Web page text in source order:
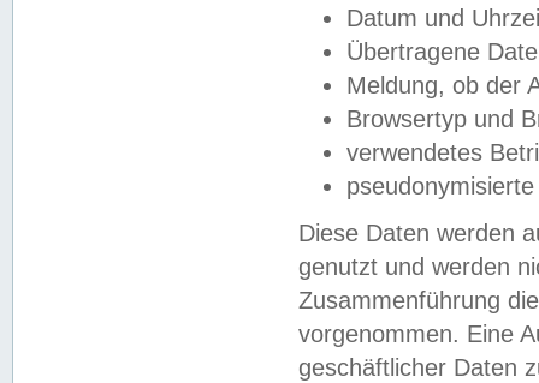
Datum und
Übertragene
Meldung, ob der
Browsertyp und
verwendetes
Diese Daten werden
genutzt und werden
Zusammenführung
vorgenommen. Eine
geschäftlicher Daten